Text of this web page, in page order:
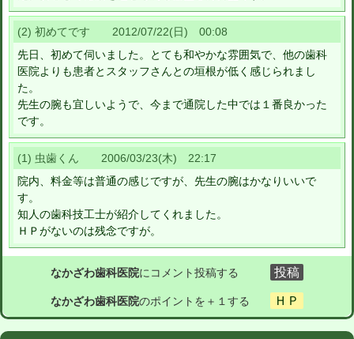
(2) 初めてです 2012/07/22(日) 00:08
先日、初めて伺いました。とても和やかな雰囲気で、他の歯科
医院よりも患者とスタッフさんとの垣根が低く感じられまし
た。
先生の腕も宜しいようで、今まで通院した中では１番良かった
です。
(1) 虫歯くん 2006/03/23(木) 22:17
院内、料金等は普通の感じですが、先生の腕はかなりいいで
す。
知人の歯科技工士が紹介してくれました。
ＨＰがないのは残念ですが。
なかざわ歯科医院にコメント投稿する
なかざわ歯科医院のポイントを＋１する